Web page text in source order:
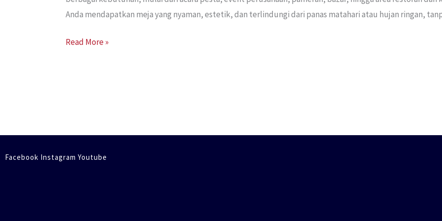
Anda mendapatkan meja yang nyaman, estetik, dan terlindungi dari panas matahari atau hujan ringan,
Read More »
Facebook Instagram Youtube